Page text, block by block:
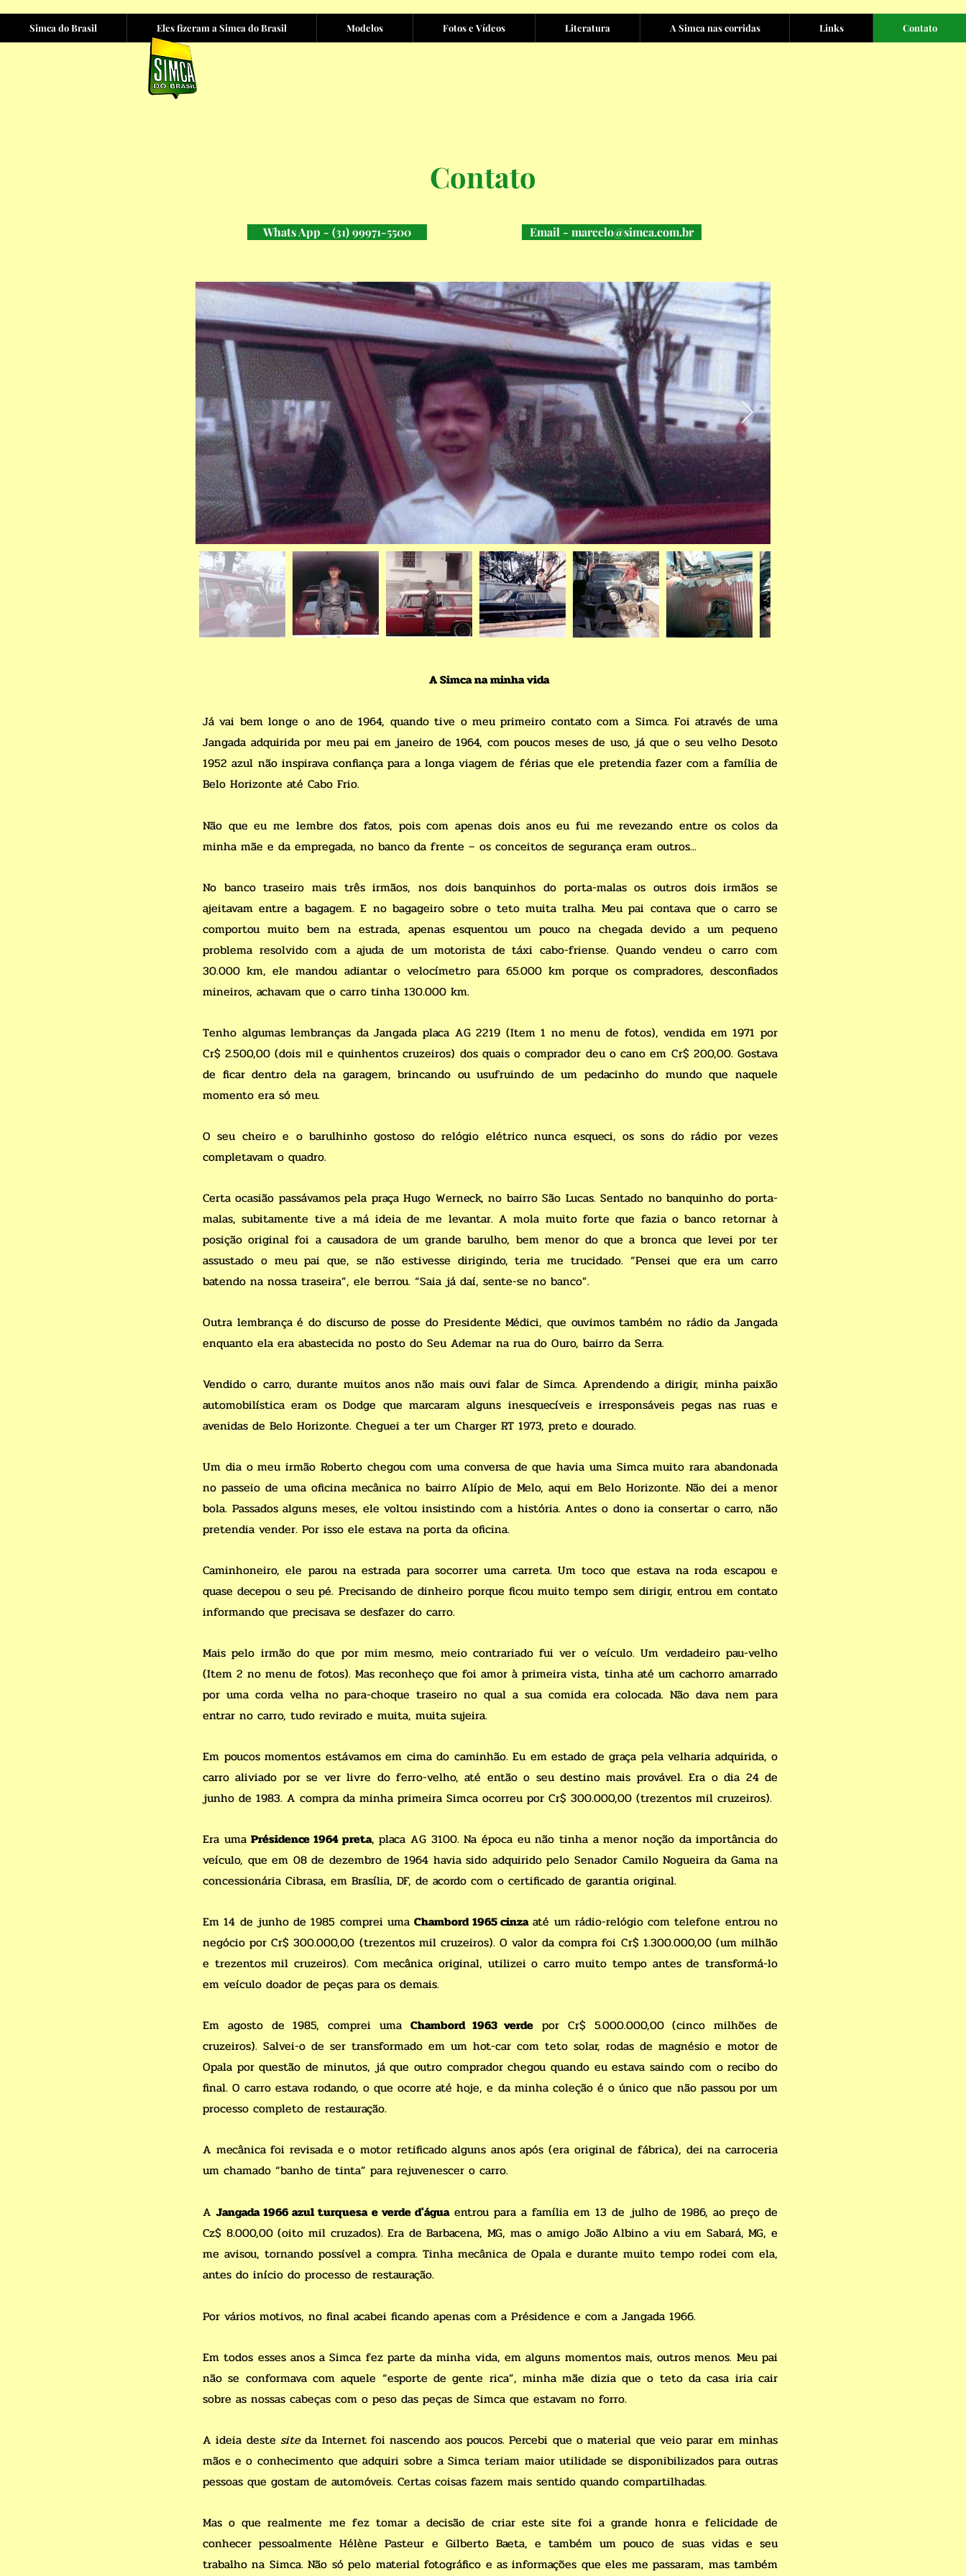
Simca do Brasil Eles fizeram a Simca do Brasil Modelos Fotos e Vídeos Literatura A Simca nas corridas Links Contato
Contato
Whats App - (31) 99971-5500 Email - marcelo@simca.com.br
A Simca na minha vida
Já vai bem longe o ano de 1964, quando tive o meu primeiro contato com a Simca. Foi através de uma
Jangada adquirida por meu pai em janeiro de 1964, com poucos meses de uso, já que o seu velho Desoto
1952 azul não inspirava confiança para a longa viagem de férias que ele pretendia fazer com a família de
Belo Horizonte até Cabo Frio.
Não que eu me lembre dos fatos, pois com apenas dois anos eu fui me revezando entre os colos da
minha mãe e da empregada, no banco da frente – os conceitos de segurança eram outros...
No banco traseiro mais três irmãos, nos dois banquinhos do porta-malas os outros dois irmãos se
ajeitavam entre a bagagem. E no bagageiro sobre o teto muita tralha. Meu pai contava que o carro se
comportou muito bem na estrada, apenas esquentou um pouco na chegada devido a um pequeno
problema resolvido com a ajuda de um motorista de táxi cabo-friense. Quando vendeu o carro com
30.000 km, ele mandou adiantar o velocímetro para 65.000 km porque os compradores, desconfiados
mineiros, achavam que o carro tinha 130.000 km.
Tenho algumas lembranças da Jangada placa AG 2219 (Item 1 no menu de fotos), vendida em 1971 por
Cr$ 2.500,00 (dois mil e quinhentos cruzeiros) dos quais o comprador deu o cano em Cr$ 200,00. Gostava
de ficar dentro dela na garagem, brincando ou usufruindo de um pedacinho do mundo que naquele
momento era só meu.
O seu cheiro e o barulhinho gostoso do relógio elétrico nunca esqueci, os sons do rádio por vezes
completavam o quadro.
Certa ocasião passávamos pela praça Hugo Werneck, no bairro São Lucas. Sentado no banquinho do porta-
malas, subitamente tive a má ideia de me levantar. A mola muito forte que fazia o banco retornar à
posição original foi a causadora de um grande barulho, bem menor do que a bronca que levei por ter
assustado o meu pai que, se não estivesse dirigindo, teria me trucidado. “Pensei que era um carro
batendo na nossa traseira”, ele berrou. “Saia já daí, sente-se no banco”.
Outra lembrança é do discurso de posse do Presidente Médici, que ouvimos também no rádio da Jangada
enquanto ela era abastecida no posto do Seu Ademar na rua do Ouro, bairro da Serra.
Vendido o carro, durante muitos anos não mais ouvi falar de Simca. Aprendendo a dirigir, minha paixão
automobilística eram os Dodge que marcaram alguns inesquecíveis e irresponsáveis pegas nas ruas e
avenidas de Belo Horizonte. Cheguei a ter um Charger RT 1973, preto e dourado.
Um dia o meu irmão Roberto chegou com uma conversa de que havia uma Simca muito rara abandonada
no passeio de uma oficina mecânica no bairro Alípio de Melo, aqui em Belo Horizonte. Não dei a menor
bola. Passados alguns meses, ele voltou insistindo com a história. Antes o dono ia consertar o carro, não
pretendia vender. Por isso ele estava na porta da oficina.
Caminhoneiro, ele parou na estrada para socorrer uma carreta. Um toco que estava na roda escapou e
quase decepou o seu pé. Precisando de dinheiro porque ficou muito tempo sem dirigir, entrou em contato
informando que precisava se desfazer do carro.
Mais pelo irmão do que por mim mesmo, meio contrariado fui ver o veículo. Um verdadeiro pau-velho
(Item 2 no menu de fotos). Mas reconheço que foi amor à primeira vista, tinha até um cachorro amarrado
por uma corda velha no para-choque traseiro no qual a sua comida era colocada. Não dava nem para
entrar no carro, tudo revirado e muita, muita sujeira.
Em poucos momentos estávamos em cima do caminhão. Eu em estado de graça pela velharia adquirida, o
carro aliviado por se ver livre do ferro-velho, até então o seu destino mais provável. Era o dia 24 de
junho de 1983. A compra da minha primeira Simca ocorreu por Cr$ 300.000,00 (trezentos mil cruzeiros).
Era umaPrésidence 1964 preta, placa AG 3100. Na época eu não tinha a menor noção da importância do
veículo, que em 08 de dezembro de 1964 havia sido adquirido pelo Senador Camilo Nogueira da Gama na
concessionária Cibrasa, em Brasília, DF, de acordo com o certificado de garantia original.
Em 14 de junho de 1985 comprei umaChambord 1965 cinzaaté um rádio-relógio com telefone entrou no
negócio por Cr$ 300.000,00 (trezentos mil cruzeiros). O valor da compra foi Cr$ 1.300.000,00 (um milhão
e trezentos mil cruzeiros). Com mecânica original, utilizei o carro muito tempo antes de transformá-lo
em veículo doador de peças para os demais.
Em agosto de 1985, comprei uma Chambord 1963 verde por Cr$ 5.000.000,00 (cinco milhões de
cruzeiros). Salvei-o de ser transformado em um hot-car com teto solar, rodas de magnésio e motor de
Opala por questão de minutos, já que outro comprador chegou quando eu estava saindo com o recibo do
final. O carro estava rodando, o que ocorre até hoje, e da minha coleção é o único que não passou por um
processo completo de restauração.
A mecânica foi revisada e o motor retificado alguns anos após (era original de fábrica), dei na carroceria
um chamado “banho de tinta” para rejuvenescer o carro.
AJangada 1966 azul turquesa e verde d'águaentrou para a família em 13 de julho de 1986, ao preço de
Cz$ 8.000,00 (oito mil cruzados). Era de Barbacena, MG, mas o amigo João Albino a viu em Sabará, MG, e
me avisou, tornando possível a compra. Tinha mecânica de Opala e durante muito tempo rodei com ela,
antes do início do processo de restauração.
Por vários motivos, no final acabei ficando apenas com a Présidence e com a Jangada 1966.
Em todos esses anos a Simca fez parte da minha vida, em alguns momentos mais, outros menos. Meu pai
não se conformava com aquele “esporte de gente rica”, minha mãe dizia que o teto da casa iria cair
sobre as nossas cabeças com o peso das peças de Simca que estavam no forro.
A ideia deste siteda Internet foi nascendo aos poucos. Percebi que o material que veio parar em minhas
mãos e o conhecimento que adquiri sobre a Simca teriam maior utilidade se disponibilizados para outras
pessoas que gostam de automóveis. Certas coisas fazem mais sentido quando compartilhadas.
Mas o que realmente me fez tomar a decisão de criar este site foi a grande honra e felicidade de
conhecer pessoalmente Hélène Pasteur e Gilberto Baeta, e também um pouco de suas vidas e seu
trabalho na Simca. Não só pelo material fotográfico e as informações que eles me passaram, mas também